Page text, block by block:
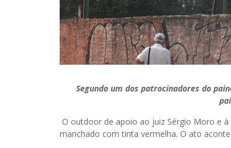
Segundo um dos patrocinadores do
O outdoor de apoio ao juiz Sérgio Moro e
manchado com tinta vermelha. O ato